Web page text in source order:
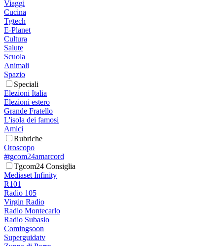
Viaggi
Cucina
Tgtech
E-Planet
Cultura
Salute
Scuola
Animali
Spazio
Speciali
Elezioni Italia
Elezioni estero
Grande Fratello
L'isola dei famosi
Amici
Rubriche
Oroscopo
#tgcom24amarcord
Tgcom24 Consiglia
Mediaset Infinity
R101
Radio 105
Virgin Radio
Radio Montecarlo
Radio Subasio
Comingsoon
Superguidatv